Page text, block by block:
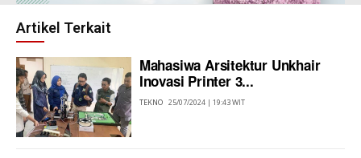
Artikel Terkait
Mahasiwa Arsitektur Unkhair
Inovasi Printer 3...
TEKNO 25/07/2024 | 19:43 WIT